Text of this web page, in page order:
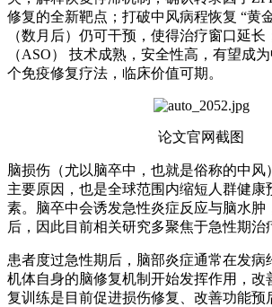
修复的全新靶点；打破中风病程恢复 “黄
（数月后）仍可干预，使得治疗窗口延长
（ASO） 技术成熟，安全性高，有望成
个免疫修复疗法，临床价值可期。
论文官网截图
脑损伤（尤以脑卒中，也就是俗称的中风
主要原因，也是全球范围内缩短人群健康
素。脑卒中会诱发急性炎症反应与脑水肿
后，因此目前相关研究多聚焦于急性期治
患者度过急性期后，脑部炎症通常在发病
机体自身的脑修复机制开始发挥作用，改
复训练是目前促进损伤修复、改善功能预